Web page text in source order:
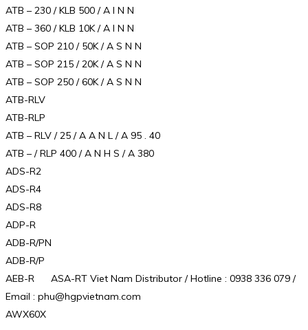
ATB – 230 / KLB 500 / A I N N
ATB – 360 / KLB 10K / A I N N
ATB – SOP 210 / 50K / A S N N
ATB – SOP 215 / 20K / A S N N
ATB – SOP 250 / 60K / A S N N
ATB-RLV
ATB-RLP
ATB – RLV / 25 / A A N L / A 95 . 40
ATB – / RLP 400 / A N H S / A 380
ADS-R2
ADS-R4
ADS-R8
ADP-R
ADB-R/PN
ADB-R/P
AEB-R ASA-RT Viet Nam Distributor / Hotline : 0938 336 079 /
Email : phu@hgpvietnam.com
AWX60X